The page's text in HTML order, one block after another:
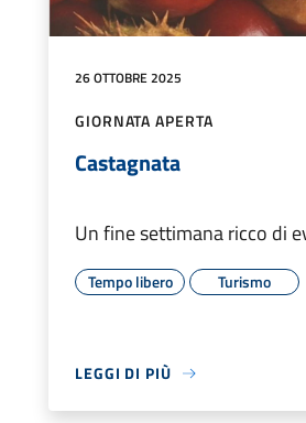
26 OTTOBRE 2025
GIORNATA APERTA
Castagnata
Un fine settimana ricco di
Tempo libero Turismo
LEGGI DI PIÙ